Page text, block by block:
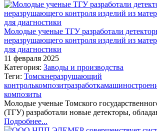
Молодые ученые ТГУ разработали
неразрушающего контроля изделий из
для диагностики
11 февраля 2025
Категория: Заводы и производства
Теги: Томскнеразрушающий
контролькомпозитразработка
композиты
Молодые ученые Томского
(ТГУ) разработали новые детекторы,
Подробнее...